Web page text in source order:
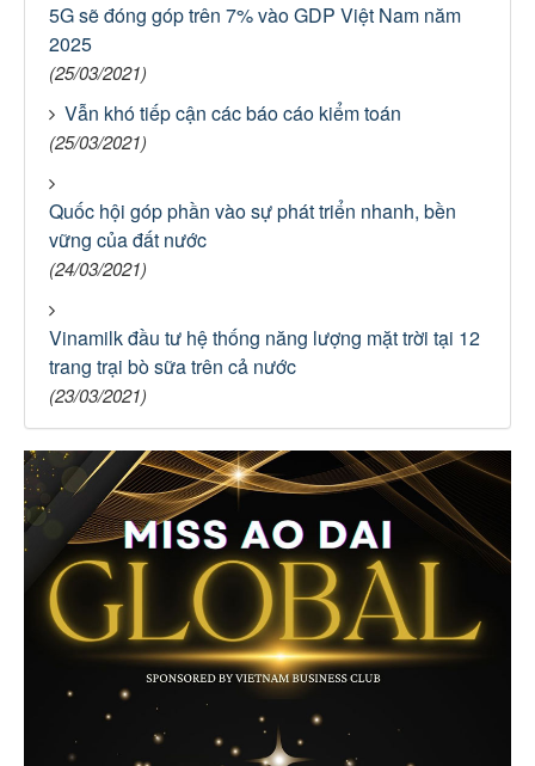
5G sẽ đóng góp trên 7% vào GDP Việt Nam năm
2025
(25/03/2021)
Vẫn khó tiếp cận các báo cáo kiểm toán
(25/03/2021)
Quốc hội góp phần vào sự phát triển nhanh, bền
vững của đất nước
(24/03/2021)
Vinamilk đầu tư hệ thống năng lượng mặt trời tại 12
trang trại bò sữa trên cả nước
(23/03/2021)